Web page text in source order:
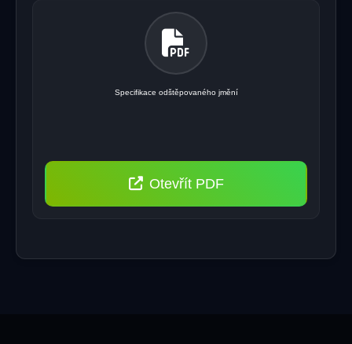
Specifikace odštěpovaného jmění
Otevřít PDF